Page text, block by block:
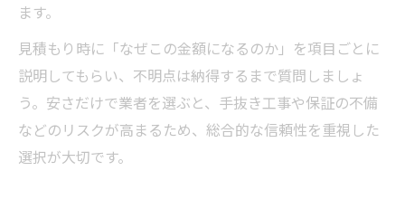
ます。
見積もり時に「なぜこの金額になるのか」を項目ごとに
説明してもらい、不明点は納得するまで質問しましょ
う。安さだけで業者を選ぶと、手抜き工事や保証の不備
などのリスクが高まるため、総合的な信頼性を重視した
選択が大切です。